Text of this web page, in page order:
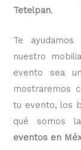
Tetelpan.
Te
nuestro
evento sea
mostraremos
tu evento, los
qué somos
eventos en